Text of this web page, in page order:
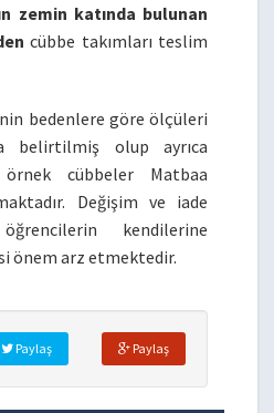
zemin katında bulunan
cübbe takımları teslim
bedenlere göre ölçüleri
belirtilmiş olup ayrıca
cübbeler Matbaa
Değişim ve iade
öğrencilerin kendilerine
önem arz etmektedir.
Paylaş Paylaş